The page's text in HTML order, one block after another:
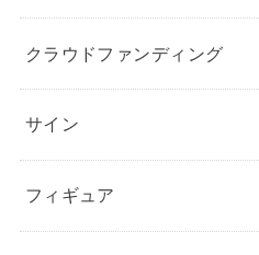
クラウドファンディング
サイン
フィギュア